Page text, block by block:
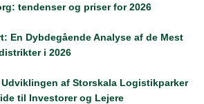
tendenser og priser for 2026
En Dybdegående Analyse af de Mest
i 2026
af Storskala Logistikparker
til Investorer og Lejere